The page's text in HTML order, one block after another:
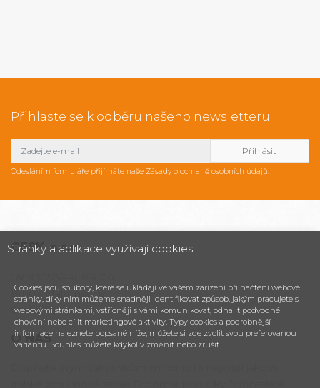
Přihlaste se k odběru našeho newsletteru.
Odesláním formuláře přijímáte naše Zásady o ochraně osobních údajů
CESK,s.r.o.
Brno - Maloměřice
Česká republika
O NÁS
Stránky a aplikace využívají cookies.
Cookies jsou soubory, které se ukládají ve vašem zařízení při načtení webové
stránky, díky nim můžeme snadněji identifikovat způsob, jakým pracujete s
webovými stránkami, vstřícněji s vámi komunikovat, odhalit podvodné
chování nebo cílit marketingové aktivity. Typy cookies a podrobnější
informace naleznete popsané níže, můžete si zde zvolit svou preferovanou
variantu. Souhlas můžete kdykoliv změnit nebo zrušit.